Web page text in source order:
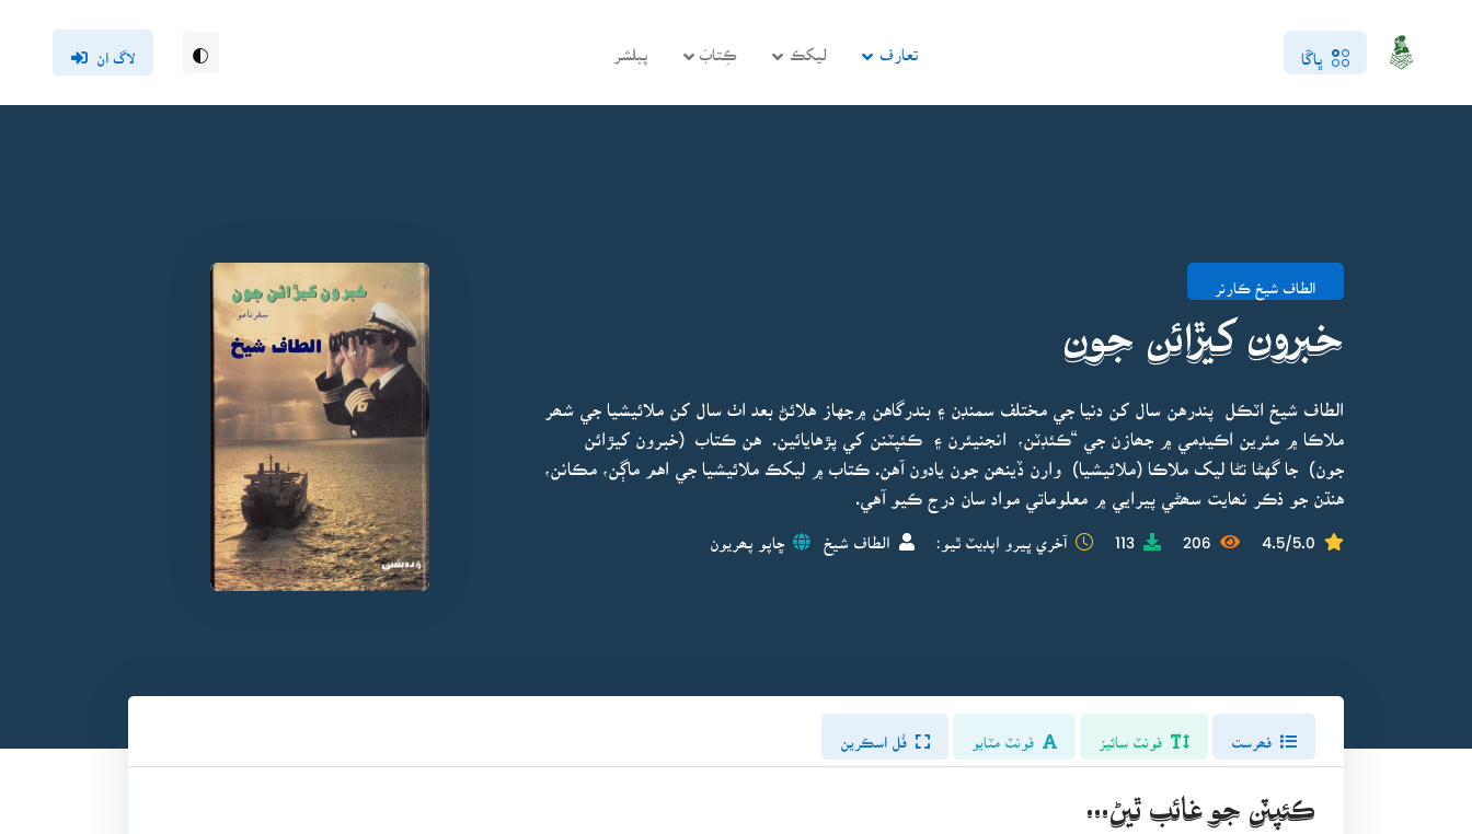
ڀاڱا تعارف ليکڪ ڪِتابَ پبلشر لاگ ان
الطاف شيخ ڪارنر
خبرون کيڙائن جون
الطاف شيخ اٽڪل پندرهن سال کن دنيا جي مختلف سمنڊن ۽ بندرگاهن ۾جهاز هلائڻ بعد اٺ سال کن ملائيشيا جي شھر
ملاڪا ۾ مئرين اڪيڊمي ۾ جھازن جي “ڪئڊٽن، انجنيئرن ۽ ڪئپٽنن کي پڙهايائين. هن ڪتاب (خبرون کيڙائن
جون) جا گهڻا تڻا ليک ملاڪا (ملائيشيا) وارن ڏينھن جون يادون آهن. ڪتاب ۾ ليکڪ ملائيشيا جي اهم ماڳن، مڪانن،
هنڌن جو ذڪر نھايت سھڻي پيرايي ۾ معلوماتي مواد سان درج ڪيو آهي.
4.5/5.0
206
113 آخري ڀيرو اپڊيٽ ٿيو: الطاف شيخ ڇاپو پھريون
فونٽ سائيز فونٽ مٽايو فُل اسڪرين
ڪئپٽن جو غائب ٿيڻ...